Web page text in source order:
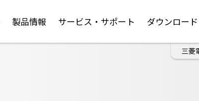
製品情報 サービス・サポート ダウンロード
三菱